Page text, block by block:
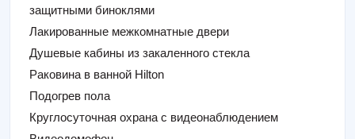
защитными биноклями
Лакированные межкомнатные двери
Душевые кабины из закаленного стекла
Раковина в ванной Hilton
Подогрев пола
Круглосуточная охрана с видеонаблюдением